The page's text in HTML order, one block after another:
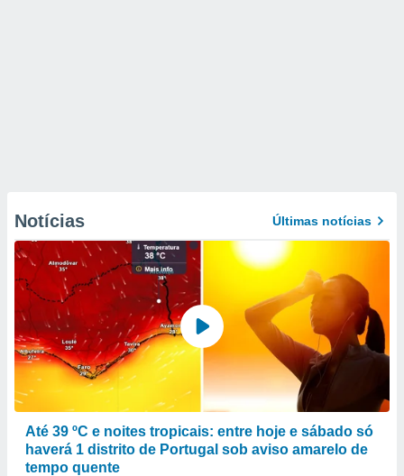
Notícias Últimas notícias
Até 39 ºC e noites tropicais: entre hoje e sábado só
haverá 1 distrito de Portugal sob aviso amarelo de
tempo quente